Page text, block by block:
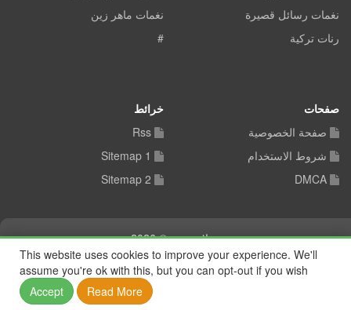
This website uses cookies to improve your experience. We'll
assume you're ok with this, but you can opt-out if you wish
Accept
Read More
نغمات رسائل قصيرة
رنات تركية
نغمات ماهر زين
#
صفحات
صفحة الخصوصية
شروط الاستخدام
DMCA
خرائط
Rss
Sitemap 1
Sitemap 2
شيلات توب © 2026